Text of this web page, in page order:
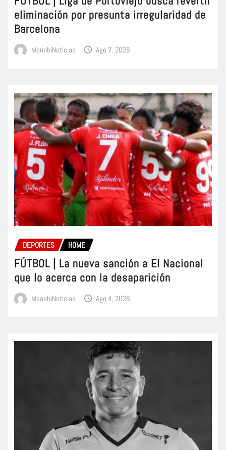
eliminación por presunta irregularidad de
Barcelona
ManabiNoticias Ago 7, 2026
DEPORTES HOME
FÚTBOL | La nueva sanción a El Nacional
que lo acerca con la desaparición
ManabiNoticias Ago 4, 2026